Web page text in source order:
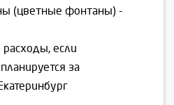
(цветные фонтаны) -
расходы, если
за